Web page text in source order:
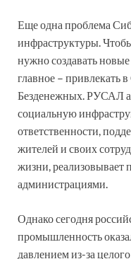
Еще одна проблема
инфраструктуры.
нужно создавать
главное – привлекать
Безденежных. РУСАЛ
социальную
ответственности,
жителей и своих
жизни, реализовывает
администрациями.
Однако сегодня
промышленность
давлением из-за